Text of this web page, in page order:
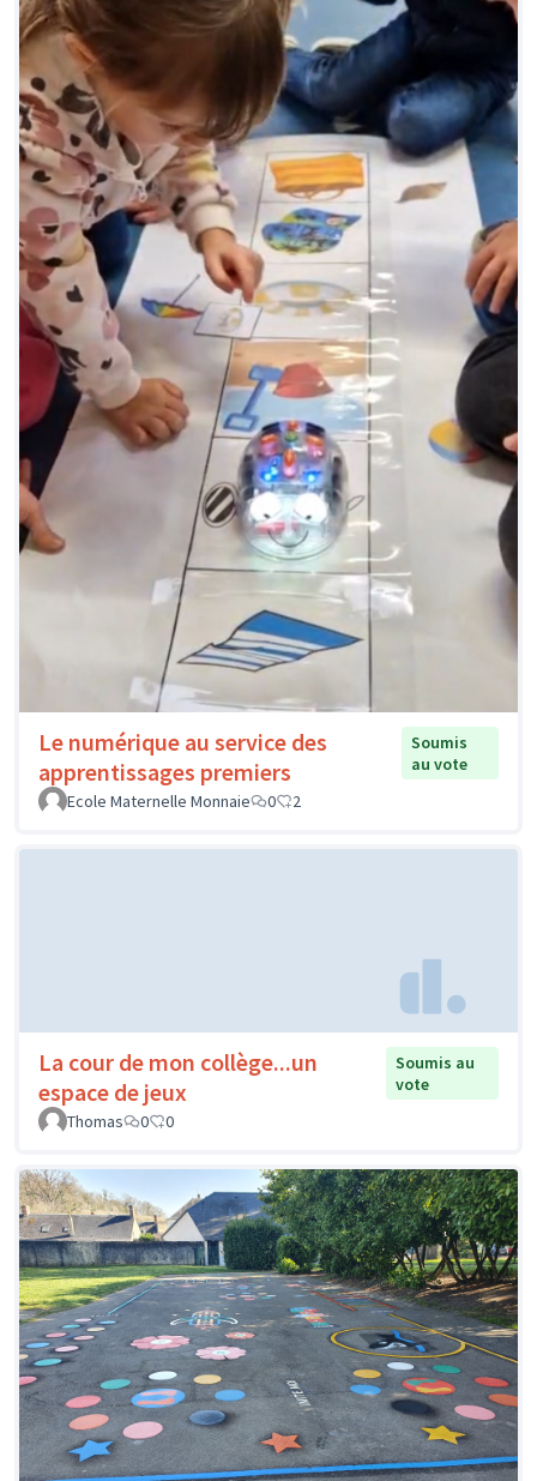
Le numérique au service des
apprentissages premiers
Soumis
au vote
Ecole Maternelle Monnaie
0 2
La cour de mon collège...un
espace de jeux
Soumis au
vote
Thomas
0 0